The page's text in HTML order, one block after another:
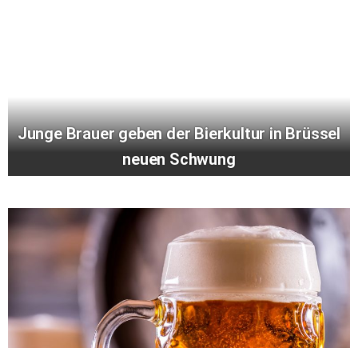
Junge Brauer geben der Bierkultur in Brüssel
neuen Schwung